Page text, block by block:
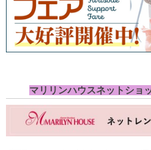
マリリンハウスネットショ